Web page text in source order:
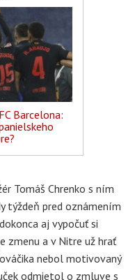
Barcelona:
Tomáš Chrenko s ním
týždeň pred oznámením
aj vypočuť si
zmenu a v Nitre už hrať
nebol motivovaný
odmietol o zmluve s